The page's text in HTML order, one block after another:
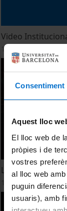
Consentiment
Aquest lloc
El lloc web de
pròpies i de
vostres
al lloc web
puguin
usuaris), amb
Video
18 Diciembre, 2009
La
1 Noviembre, 2009